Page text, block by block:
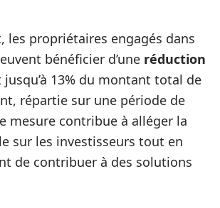
les propriétaires engagés dans
bénéficier d’une réduction
jusqu’à 13% du montant total de
répartie sur une période de
mesure contribue à alléger la
sur les investisseurs tout en
de contribuer à des solutions